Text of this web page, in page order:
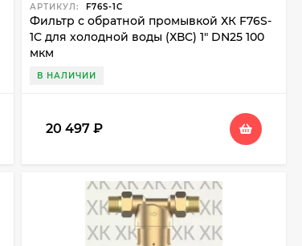
АРТИКУЛ: F76S-1С
Фильтр с обратной промывкой ХК F76S-
1C для холодной воды (ХВС) 1" DN25 100
мкм
В НАЛИЧИИ
20 497 ₽